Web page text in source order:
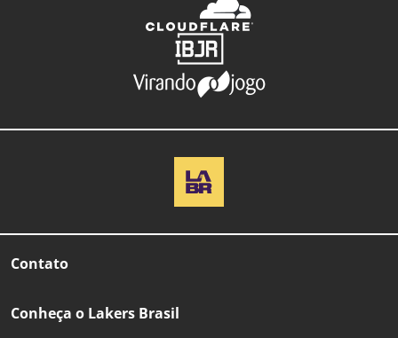
Contato
Conheça o Lakers Brasil